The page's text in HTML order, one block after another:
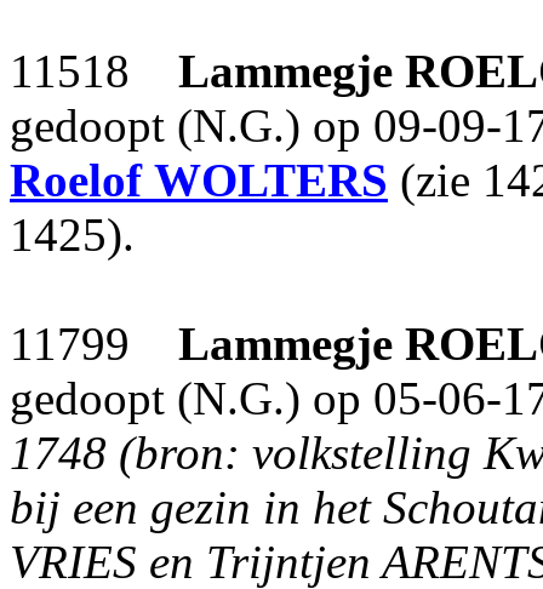
11518 Lammegje
gedoopt (N.G.) op 09-09-
Roelof WOLTERS (zie
1425).
11799 Lammegje
gedoopt (N.G.) op 05-06-
1748 (bron: volkstelling
bij een gezin in het
VRIES en Trijntjen